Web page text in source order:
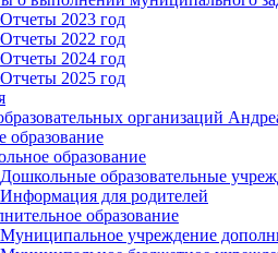
Отчеты 2023 год
Отчеты 2022 год
Отчеты 2024 год
Отчеты 2025 год
организаций
образование
образование
Дошкольные образовательные
Информация для родителей
образование
Муниципальное учреждение